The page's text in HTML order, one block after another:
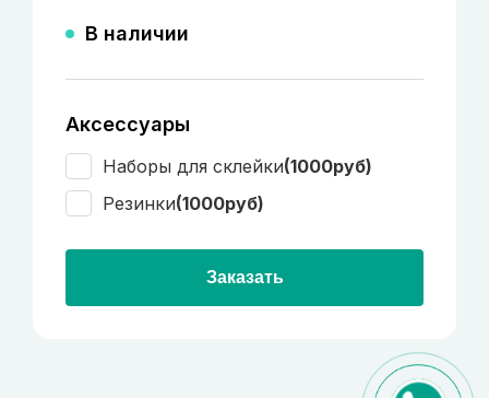
В наличии
Аксессуары
Наборы для склейки(1000руб)
Резинки(1000руб)
Заказать